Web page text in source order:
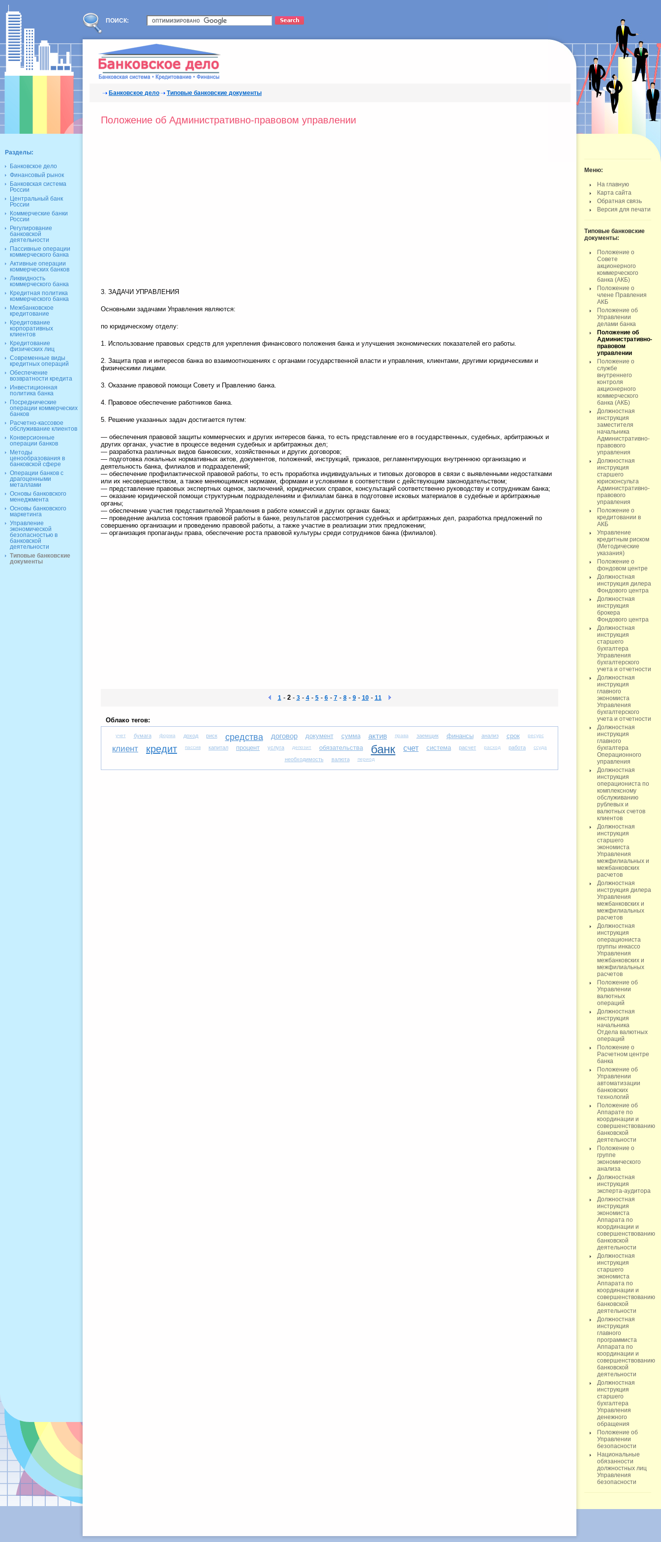
ПОИСК:
Банковское дело Типовые банковские документы
Положение об Административно-правовом управлении
3. ЗАДАЧИ УПРАВЛЕНИЯ
Основными задачами Управления являются:
по юридическому отделу:
1. Использование правовых средств для укрепления финансового положения банка и улучшения экономических показателей его работы.
2. Защита прав и интересов банка во взаимоотношениях с органами государственной власти и управления, клиентами, другими юридическими и
физическими лицами.
3. Оказание правовой помощи Совету и Правлению банка.
4. Правовое обеспечение работников банка.
5. Решение указанных задач достигается путем:
— обеспечения правовой защиты коммерческих и других интересов банка, то есть представление его в государственных, судебных, арбитражных и
других органах, участие в процессе ведения судебных и арбитражных дел;
— разработка различных видов банковских, хозяйственных и других договоров;
— подготовка локальных нормативных актов, документов, положений, инструкций, приказов, регламентирующих внутреннюю организацию и
деятельность банка, филиалов и подразделений;
— обеспечение профилактической правовой работы, то есть проработка индивидуальных и типовых договоров в связи с выявленными недостатками
или их несовершенством, а также меняющимися нормами, формами и условиями в соответствии с действующим законодательством;
— представление правовых экспертных оценок, заключений, юридических справок, консультаций соответственно руководству и сотрудникам банка;
— оказание юридической помощи структурным подразделениям и филиалам банка в подготовке исковых материалов в судебные и арбитражные
органы;
— обеспечение участия представителей Управления в работе комиссий и других органах банка;
— проведение анализа состояния правовой работы в банке, результатов рассмотрения судебных и арбитражных дел, разработка предложений по
совершению организации и проведению правовой работы, а также участие в реализации этих предложении;
— организация пропаганды права, обеспечение роста правовой культуры среди сотрудников банка (филиалов).
1- 2- 3- 4- 5- 6- 7- 8- 9- 10- 11
Облако тегов:
учет бумага форма доход риск средства договор документ сумма актив права заемщик финансы анализ срок ресурс
клиент кредит пассив капитал процент услуга депозит обязательства банк счет система расчет расход работа ссуда
необходимость валюта период
Разделы:
Банковское дело
Финансовый рынок
Банковская система
России
Центральный банк
России
Коммерческие банки
России
Регулирование
банковской
деятельности
Пассивные операции
коммерческого банка
Активные операции
коммерческих банков
Ликвидность
коммерческого банка
Кредитная политика
коммерческого банка
Межбанковское
кредитование
Кредитование
корпоративных
клиентов
Кредитование
физических лиц
Современные виды
кредитных операций
Обеспечение
возвратности кредита
Инвестиционная
политика банка
Посреднические
операции коммерческих
банков
Расчетно-кассовое
обслуживание клиентов
Конверсионные
операции банков
Методы
ценообразования в
банковской сфере
Операции банков с
драгоценными
металлами
Основы банковского
менеджмента
Основы банковского
маркетинга
Управление
экономической
безопасностью в
банковской
деятельности
Типовые банковские
документы
Меню:
На главную
Карта сайта
Обратная связь
Версия для печати
Типовые банковские
документы:
Положение о
Совете
акционерного
коммерческого
банка (АКБ)
Положение о
члене Правления
АКБ
Положение об
Управлении
делами банка
Положение об
Административно-
правовом
управлении
Положение о
службе
внутреннего
контроля
акционерного
коммерческого
банка (АКБ)
Должностная
инструкция
заместителя
начальника
Административно-
правового
управления
Должностная
инструкция
старшего
юрисконсульта
Административно-
правового
управления
Положение о
кредитовании в
АКБ
Управление
кредитным риском
(Методические
указания)
Положение о
фондовом центре
Должностная
инструкция дилера
Фондового центра
Должностная
инструкция
брокера
Фондового центра
Должностная
инструкция
старшего
бухгалтера
Управления
бухгалтерского
учета и отчетности
Должностная
инструкция
главного
экономиста
Управления
бухгалтерского
учета и отчетности
Должностная
инструкция
главного
бухгалтера
Операционного
управления
Должностная
инструкция
операциониста по
комплексному
обслуживанию
рублевых и
валютных счетов
клиентов
Должностная
инструкция
старшего
экономиста
Управления
межфилиальных и
межбанковских
расчетов
Должностная
инструкция дилера
Управления
межбанковских и
межфилиальных
расчетов
Должностная
инструкция
операциониста
группы инкассо
Управления
межбанковских и
межфилиальных
расчетов
Положение об
Управлении
валютных
операций
Должностная
инструкция
начальника
Отдела валютных
операций
Положение о
Расчетном центре
банка
Положение об
Управлении
автоматизации
банковских
технологий
Положение об
Аппарате по
координации и
совершенствованию
банковской
деятельности
Положение о
группе
экономического
анализа
Должностная
инструкция
эксперта-аудитора
Должностная
инструкция
экономиста
Аппарата по
координации и
совершенствованию
банковской
деятельности
Должностная
инструкция
старшего
экономиста
Аппарата по
координации и
совершенствованию
банковской
деятельности
Должностная
инструкция
главного
программиста
Аппарата по
координации и
совершенствованию
банковской
деятельности
Должностная
инструкция
старшего
бухгалтера
Управления
денежного
обращения
Положение об
Управлении
безопасности
Национальные
обязанности
должностных лиц
Управления
безопасности